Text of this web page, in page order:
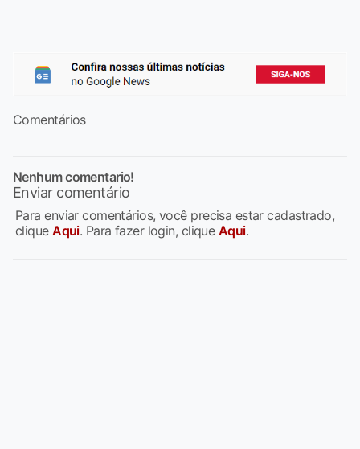
Comentários
Nenhum comentario!
Enviar comentário
Para enviar comentários, você precisa estar cadastrado,
cliqueAqui. Para fazer login, clique Aqui.